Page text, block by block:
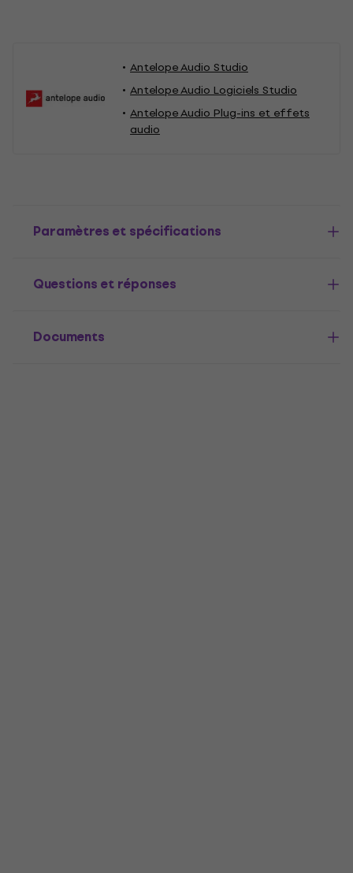
Antelope Audio Studio
Antelope Audio Logiciels Studio
Antelope Audio Plug-ins et effets
audio
Paramètres et spécifications
Questions et réponses
Documents